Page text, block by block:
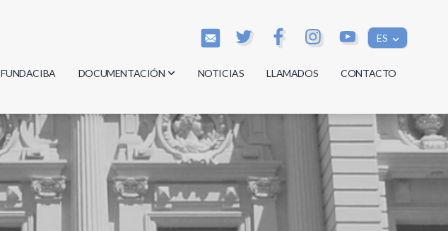
ES
FUNDACIBA DOCUMENTACIÓN
Actas
Reglamentos
Documentos
NOTICIAS LLAMADOS CONTACTO